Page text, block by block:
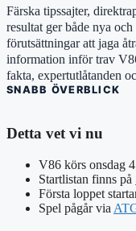
Färska tipssajter,
resultat ger både nya
förutsättningar att jaga
information inför trav
fakta, expertutlåtanden
SNABB ÖVERBLICK
Detta vet vi nu
V86 körs onsdag
Startlistan finns på
Första loppet
Spel pågår via